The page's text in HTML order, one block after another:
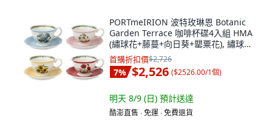
PORTmeIRION 波特玫琳恩 Botanic
Garden Terrace 咖啡杯碟4入組 HMA
(繡球花+藤蔓+向日葵+罌粟花), 繡球花
+ 曼陀羅 + 向日葵 + 罌粟花, 1組
首購折扣價$2,726
7% $2,526 ($2526.00/1個)
明天 8/9 (日) 預計送達
酷澎直售 ∙ 免運 ∙ 免費退貨